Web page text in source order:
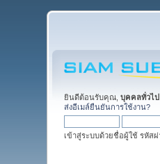
ยินดีต้อนรับคุณ,บุคคลทั่วไป
ส่งอีเมล์ยืนยันการใช้งาน?
เข้าสู่ระบบด้วยชื่อผู้ใช้ รหัส